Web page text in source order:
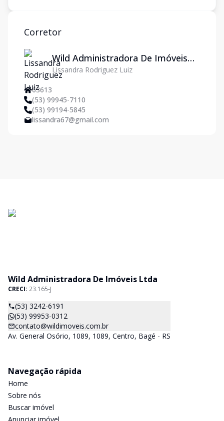
Corretor
Wild Administradora De Imóveis
Ltda
Lissandra Rodriguez Luiz
63613
(53) 99945-7110
(53) 99194-5845
lissandra67@gmail.com
Wild Administradora De Imóveis Ltda
CRECI: 23.165-J
(53) 3242-6191
(53) 99953-0312
contato@wildimoveis.com.br
Av. General Osório, 1089, 1089, Centro, Bagé - RS
Navegação rápida
Home
Sobre nós
Buscar imóvel